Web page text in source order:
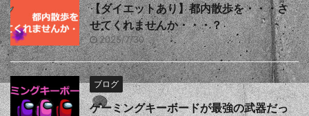
【ダイエットあり】都内散歩を・・・さ
せてくれませんか・・・？
2025/7/30
ブログ
ゲーミングキーボードが最強の武器だっ